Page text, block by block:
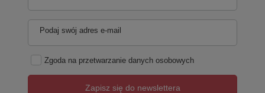
Podaj swój adres e-mail
Zgoda na przetwarzanie danych osobowych
Zapisz się do newslettera